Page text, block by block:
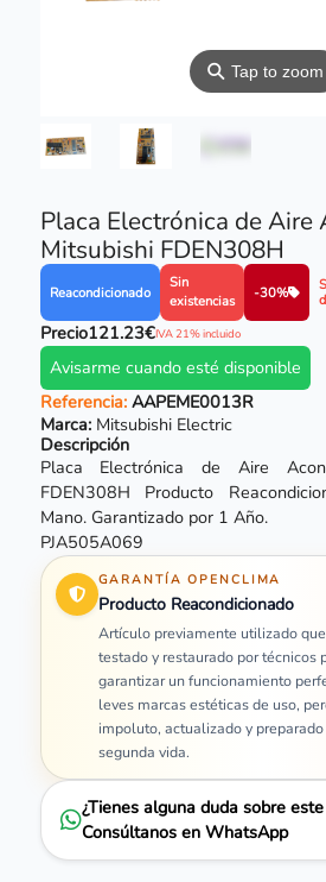
⚲Tap to zoom
Placa Electrónica de Aire
Mitsubishi FDEN308H
Reacondicionado
Sin
existencias
-30%
Precio121.23€IVA 21% incluido
Avisarme cuando esté disponible
Referencia:AAPEME0013R
Marca: Mitsubishi Electric
Descripción
Placa Electrónica de Aire
FDEN308H Producto
Mano. Garantizado por 1 Año.
PJA505A069
GARANTÍA OPENCLIMA
Producto Reacondicionado
Artículo previamente utilizado
testado y restaurado por técnicos
garantizar un funcionamiento
leves marcas estéticas de uso,
impoluto, actualizado y
segunda vida.
¿Tienes alguna duda sobre
Consúltanos en WhatsApp